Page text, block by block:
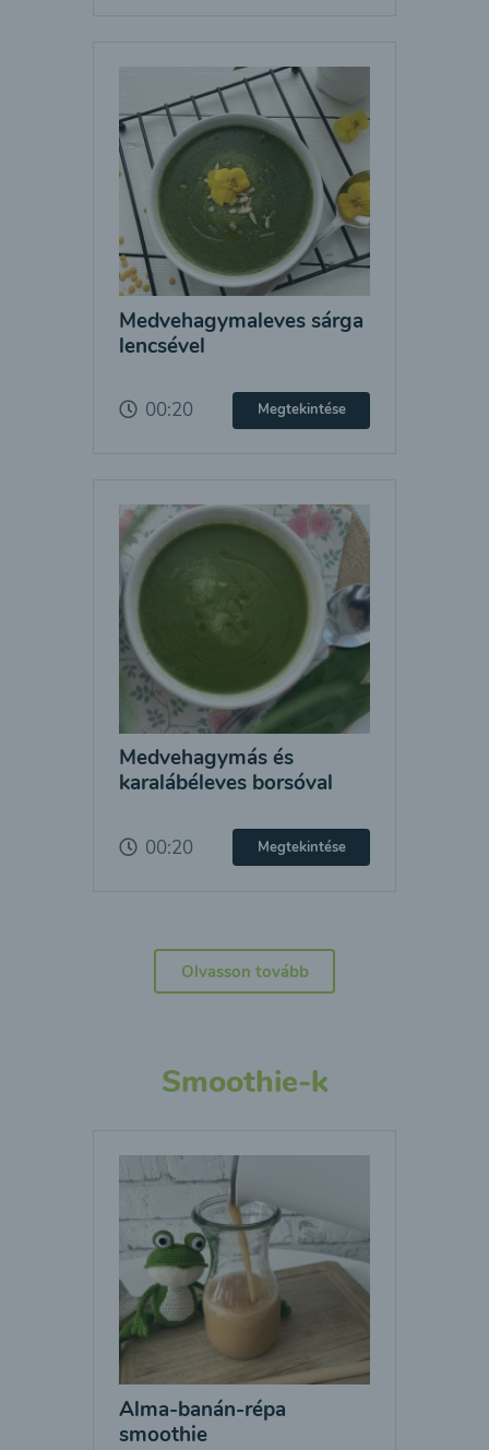
Medvehagymaleves sárga
lencsével
00:20 Megtekintése
Medvehagymás és
karalábéleves borsóval
00:20 Megtekintése
Olvasson tovább
Smoothie-k
Alma-banán-répa
smoothie